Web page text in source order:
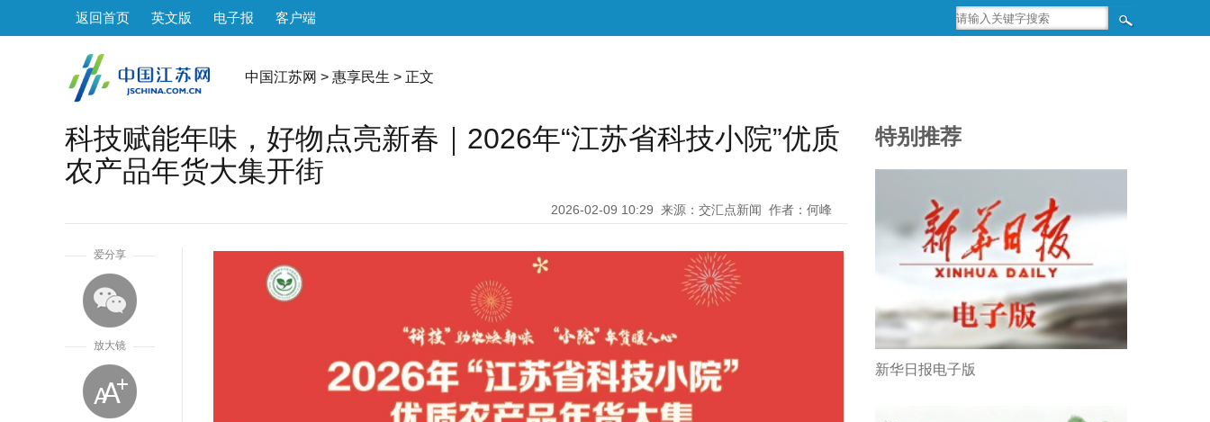
返回首页 英文版 电子报 客户端
中国江苏网 > 惠享民生 > 正文
科技赋能年味，好物点亮新春｜2026年“江苏省科技小院”优质
农产品年货大集开街
2026-02-09 10:29 来源：交汇点新闻 作者：何峰
爱分享
放大镜
特别推荐
新华日报电子版